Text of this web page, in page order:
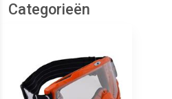
Categorieën